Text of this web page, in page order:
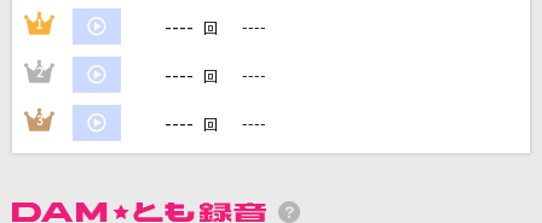
WANDS
DAMの新曲・ランキングなど
カラオケ最新情報をチェック！
1 ---- 回 ----
2 ---- 回 ----
3 ---- 回 ----